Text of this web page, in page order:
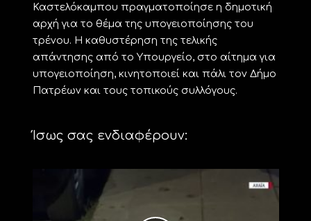
Καστελόκαμπου πραγματοποίησε η δημοτική
αρχή για το θέμα της υπογειοποίησης του
τρένου. Η καθυστέρηση της τελικής
απάντησης από το Υπουργείο, στο αίτημα για
υπογειοποίηση, κινητοποιεί και πάλι τον Δήμο
Πατρέων και τους τοπικούς συλλόγους.
Ίσως σας ενδιαφέρουν: